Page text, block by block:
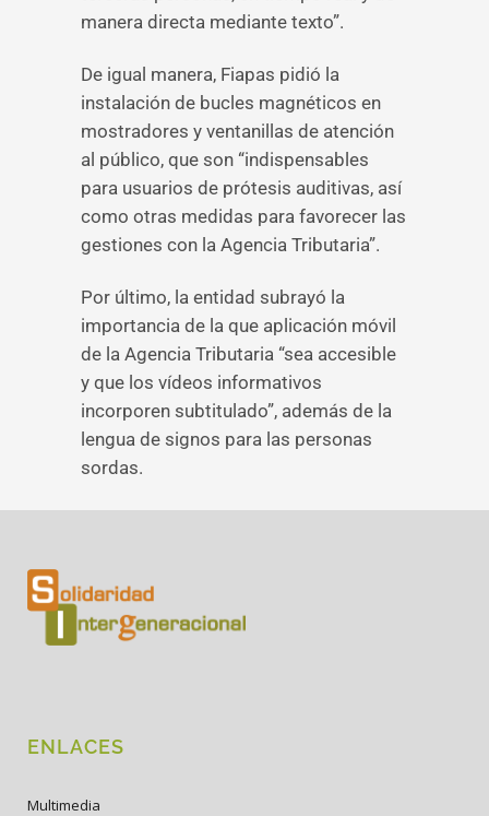
manera directa mediante texto”.
De igual manera, Fiapas pidió la
instalación de bucles magnéticos en
mostradores y ventanillas de atención
al público, que son “indispensables
para usuarios de prótesis auditivas, así
como otras medidas para favorecer las
gestiones con la Agencia Tributaria”.
Por último, la entidad subrayó la
importancia de la que aplicación móvil
de la Agencia Tributaria “sea accesible
y que los vídeos informativos
incorporen subtitulado”, además de la
lengua de signos para las personas
sordas.
ENLACES
Multimedia